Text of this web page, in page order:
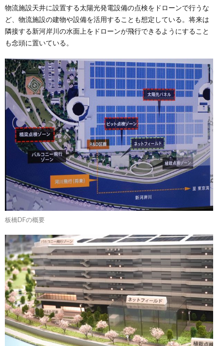
物流施設天井に設置する太陽光発電設備の点検をドローンで行うな
ど、物流施設の建物や設備を活用することも想定している。将来は
隣接する新河岸川の水面上をドローンが飛行できるようにすること
も念頭に置いている。
板橋DFの概要